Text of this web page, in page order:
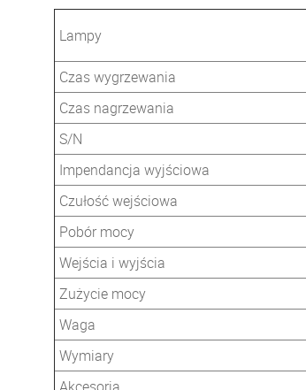
Lampy
Czas wygrzewania
Czas nagrzewania
S/N
Impendancja wyjściowa
Czułość wejściowa
Pobór mocy
Wejścia i wyjścia
Zużycie mocy
Waga
Wymiary